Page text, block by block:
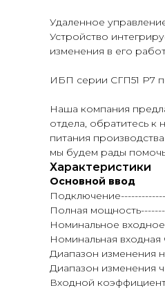
Удаленное
Устройство
изменения в его
ИБП серии СГП51 Р7
Наша компания
отдела, обратитесь
питания
мы будем рады
Характеристики
Основной ввод
Полная
Номинальное
Номинальная входная
Диапазон изменения
Диапазон изменения
Входной